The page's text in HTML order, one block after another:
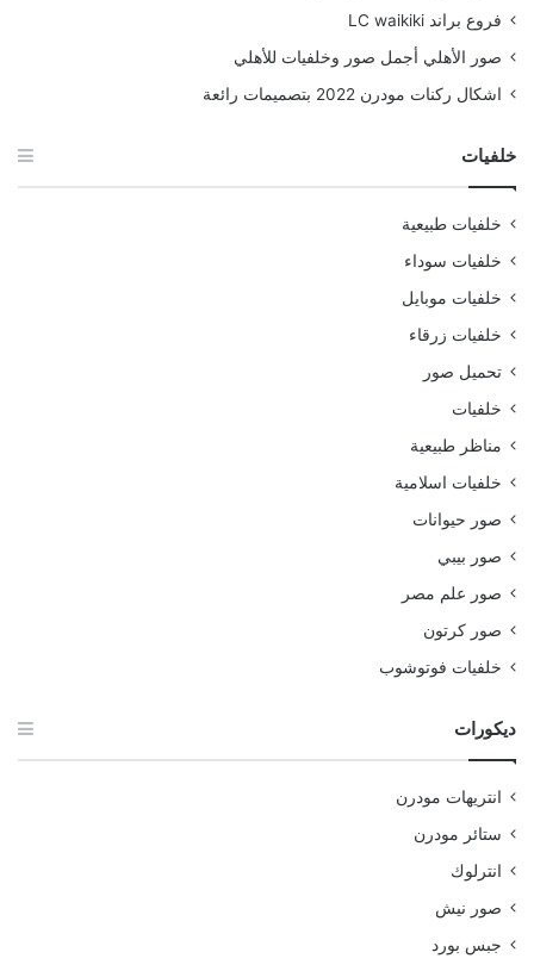
فروع براند LC waikiki
صور الأهلي أجمل صور وخلفيات للأهلي
اشكال ركنات مودرن 2022 بتصميمات رائعة
خلفيات
خلفيات طبيعية
خلفيات سوداء
خلفيات موبايل
خلفيات زرقاء
تحميل صور
خلفيات
مناظر طبيعية
خلفيات اسلامية
صور حيوانات
صور بيبي
صور علم مصر
صور كرتون
خلفيات فوتوشوب
ديكورات
انتريهات مودرن
ستائر مودرن
انترلوك
صور نيش
جبس بورد